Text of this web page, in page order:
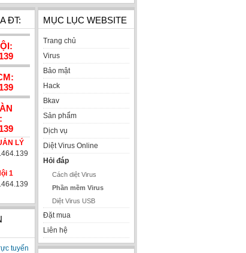
ĐT:
LÝ
1
MỤC LỤC WEBSITE
Trang chủ
Virus
Bảo mật
Hack
Bkav
Sản phẩm
Dịch vụ
Diệt Virus Online
Hỏi đáp
Cách diệt Virus
Phần mềm Virus
Diệt Virus USB
Đặt mua
Liên hệ